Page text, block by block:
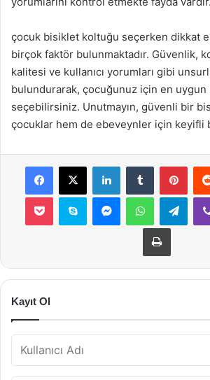
çocuk bisiklet koltuğu seçerken dikkat
birçok faktör bulunmaktadır. Güvenlik,
kalitesi ve kullanıcı yorumları gibi
bulundurarak, çocuğunuz için en
seçebilirsiniz. Unutmayın, güvenli bir
çocuklar hem de ebeveynler için keyifli
Facebook
X LinkedInTumblr
Pocket Skype MessengerWhatsApp
Yazdır
Kayıt Ol